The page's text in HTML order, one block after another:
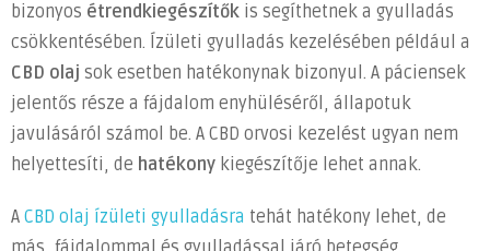
bizonyos étrendkiegészítők is segíthetnek a gyulladás
csökkentésében. Ízületi gyulladás kezelésében például a
CBD olaj sok esetben hatékonynak bizonyul. A páciensek
jelentős része a fájdalom enyhüléséről, állapotuk
javulásáról számol be. A CBD orvosi kezelést ugyan nem
helyettesíti, de hatékony kiegészítője lehet annak.
A CBD olaj ízületi gyulladásra tehát hatékony lehet, de